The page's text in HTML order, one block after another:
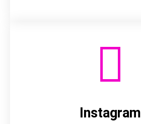
Instagram